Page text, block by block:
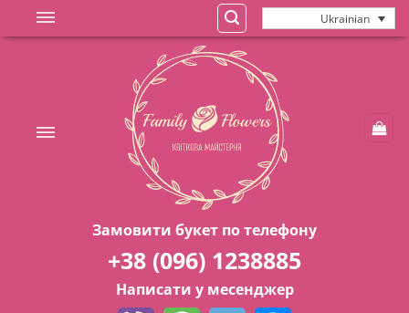
to
Ukrainian
Замовити букет по телефону
+38 (096) 1238885
Написати у месенджер